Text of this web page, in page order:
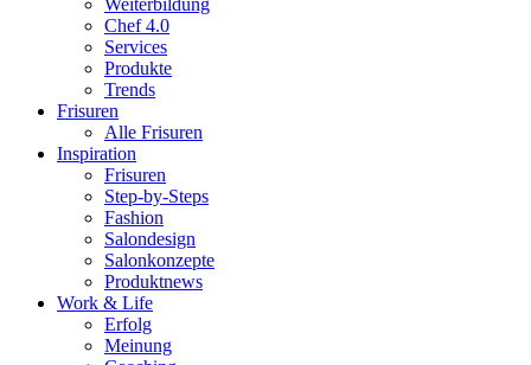
Weiterbildung
Chef 4.0
Services
Produkte
Trends
Frisuren
Alle Frisuren
Inspiration
Frisuren
Step-by-Steps
Fashion
Salondesign
Salonkonzepte
Produktnews
Work & Life
Erfolg
Meinung